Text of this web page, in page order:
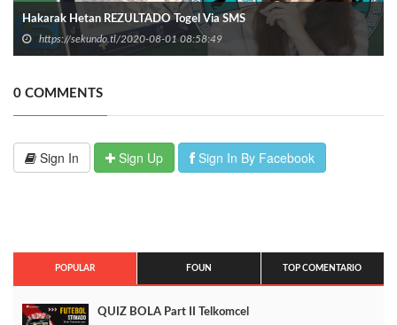
Hakarak Hetan REZULTADO Togel Via SMS
https://sekundo.tl/2020-08-01 08:58:49
0 COMMENTS
Sign In Sign Up Sign In By Facebook
POPULAR FOUN TOP COMENTARIO
QUIZ BOLA Part II Telkomcel